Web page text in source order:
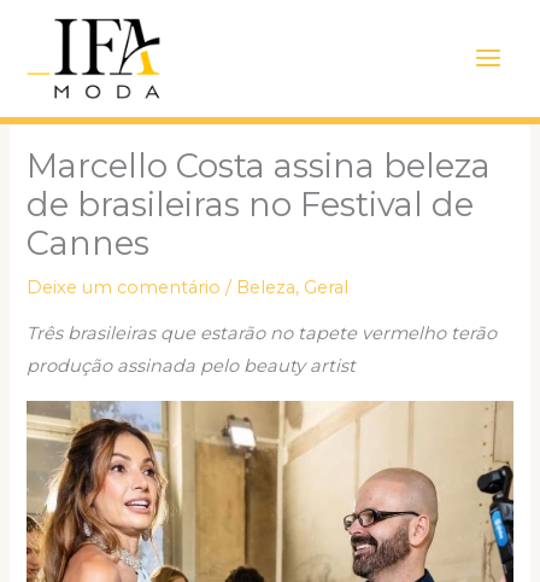
conteúdo
Menu
Marcello Costa assina beleza
de brasileiras no Festival de
Cannes
Deixe um comentário / Beleza, Geral
Três brasileiras que estarão no tapete vermelho terão
produção assinada pelo beauty artist